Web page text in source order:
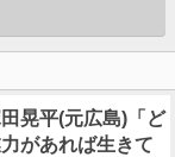
晃平(元広島)「ど
があれば生きて